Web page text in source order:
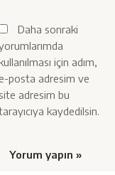
Daha sonraki
için adım,
e-posta adresim ve
site adresim bu
kaydedilsin.